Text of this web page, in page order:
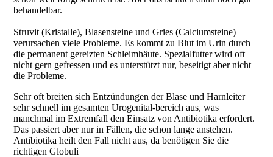
behandelbar.
Struvit (Kristalle), Blasensteine und Gries (Calciumsteine)
verursachen viele Probleme. Es kommt zu Blut im Urin durch
die permanent gereizten Schleimhäute. Spezialfutter wird oft
nicht gern gefressen und es unterstützt nur, beseitigt aber nicht
die Probleme.
Sehr oft breiten sich Entzündungen der Blase und Harnleiter
sehr schnell im gesamten Urogenital-bereich aus, was
manchmal im Extremfall den Einsatz von Antibiotika erfordert.
Das passiert aber nur in Fällen, die schon lange anstehen.
Antibiotika heilt den Fall nicht aus, da benötigen Sie die
richtigen Globuli